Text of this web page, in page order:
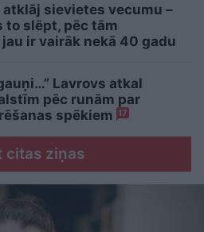
atklāj sievietes vecumu –
to slēpt, pēc tām
ir vairāk nekā 40 gadu
Lavrovs atkal
pēc runām par
spēkiem 17
citas ziņas